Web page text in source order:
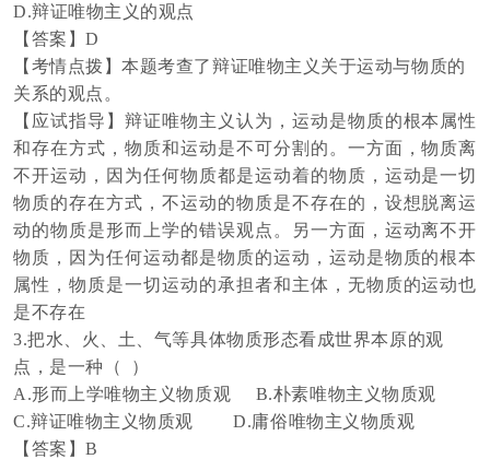
D.辩证唯物主义的观点
【答案】D
【考情点拨】本题考查了辩证唯物主义关于运动与物质的
关系的观点。
【应试指导】辩证唯物主义认为，运动是物质的根本属性
和存在方式，物质和运动是不可分割的。一方面，物质离
不开运动，因为任何物质都是运动着的物质，运动是一切
物质的存在方式，不运动的物质是不存在的，设想脱离运
动的物质是形而上学的错误观点。另一方面，运动离不开
物质，因为任何运动都是物质的运动，运动是物质的根本
属性，物质是一切运动的承担者和主体，无物质的运动也
是不存在
3.把水、火、土、气等具体物质形态看成世界本原的观
点，是一种（ ）
A.形而上学唯物主义物质观 B.朴素唯物主义物质观
C.辩证唯物主义物质观 D.庸俗唯物主义物质观
【答案】B